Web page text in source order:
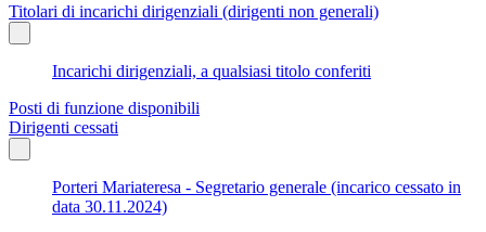
Titolari di incarichi dirigenziali (dirigenti non generali)
Incarichi dirigenziali, a qualsiasi titolo conferiti
Posti di funzione disponibili
Dirigenti cessati
Porteri Mariateresa - Segretario generale (incarico cessato in
data 30.11.2024)